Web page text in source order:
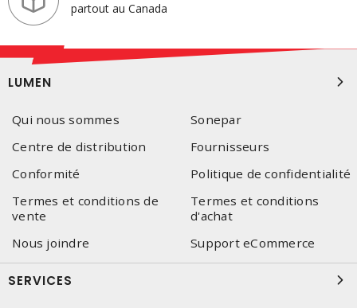
partout au Canada
LUMEN
Qui nous sommes
Sonepar
Centre de distribution
Fournisseurs
Conformité
Politique de confidentialité
Termes et conditions de
vente
Termes et conditions
d'achat
Nous joindre
Support eCommerce
SERVICES